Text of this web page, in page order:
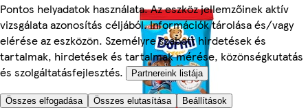
Pontos helyadatok használata. Az eszköz jellemzőinek aktív
vizsgálata azonosítás céljából. Információk tárolása és/vagy
elérése az eszközön. Személyre szabott hirdetések és
tartalmak, hirdetések és tartalmak mérése, közönségkutatás
és szolgáltatásfejlesztés.
Partnereink listája
Összes elfogadása Összes elutasítása Beállítások